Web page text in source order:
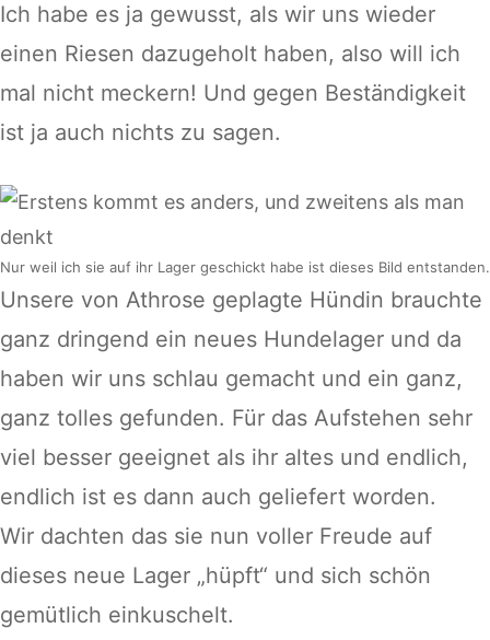
Ich habe es ja gewusst, als wir uns wieder
einen Riesen dazugeholt haben, also will ich
mal nicht meckern! Und gegen Beständigkeit
ist ja auch nichts zu sagen.
Nur weil ich sie auf ihr Lager geschickt habe ist dieses Bild entstanden.
Unsere von Athrose geplagte Hündin brauchte
ganz dringend ein neues Hundelager und da
haben wir uns schlau gemacht und ein ganz,
ganz tolles gefunden. Für das Aufstehen sehr
viel besser geeignet als ihr altes und endlich,
endlich ist es dann auch geliefert worden.
Wir dachten das sie nun voller Freude auf
dieses neue Lager „hüpft“ und sich schön
gemütlich einkuschelt.